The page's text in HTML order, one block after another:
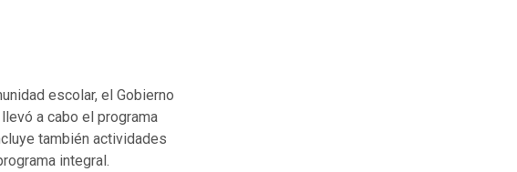
escolar, el Gobierno
a cabo el programa
también actividades
integral.